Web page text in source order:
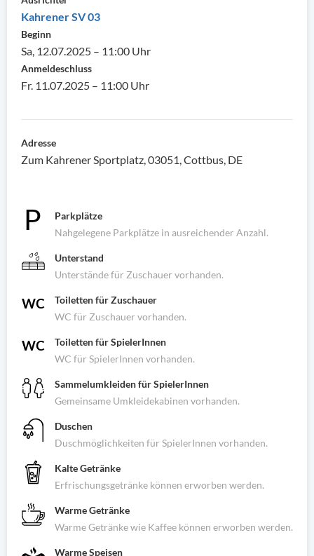
Kahrener SV 03
Beginn
Sa, 12.07.2025 – 11:00 Uhr
Anmeldeschluss
Fr. 11.07.2025 – 11:00 Uhr
Adresse
Zum Kahrener Sportplatz, 03051, Cottbus, DE
Parkplätze
Nahgelegene Parkplätze in ausreichender Anzahl.
Unterstand
Unterstände für Zuschauer vorhanden.
Toiletten für Zuschauer
WC für Zuschauer vorhanden.
Toiletten für SpielerInnen
WC für SpielerInnen vorhanden.
Sammelumkleiden für SpielerInnen
Gemeinsame Umkleidekabinen vorhanden.
Duschen
Duschmöglichkeiten für SpielerInnen vorhanden.
Kalte Getränke
Erfrischungsgetränke können erworben werden.
Warme Getränke
Warme Getränke wie Kaffee können erworben werden.
Warme Speisen